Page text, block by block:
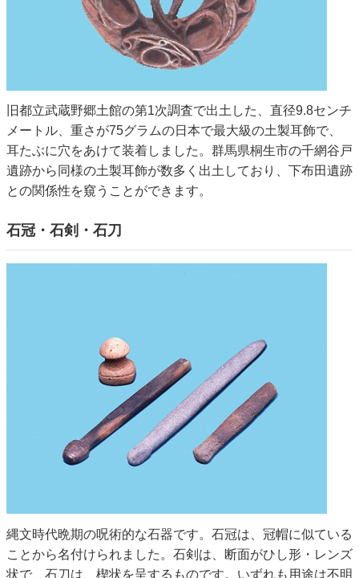
旧都立武蔵野郷土館の第1次調査で出土した、直径9.8センチ
メートル、重さが75グラムの日本で最大級の土製耳飾で、
耳たぶに穴をあけて装着しました。群馬県桐生市の千網谷戸
遺跡から同様の土製耳飾が数多く出土しており、下布田遺跡
との関係性を窺うことができます。
石冠・石剣・石刀
縄文時代晩期の呪術的な石器です。石冠は、冠帽に似ている
ことから名付けられました。石剣は、断面がひし形・レンズ
状で、石刀は、楔状を呈するものです。いずれも用途は不明